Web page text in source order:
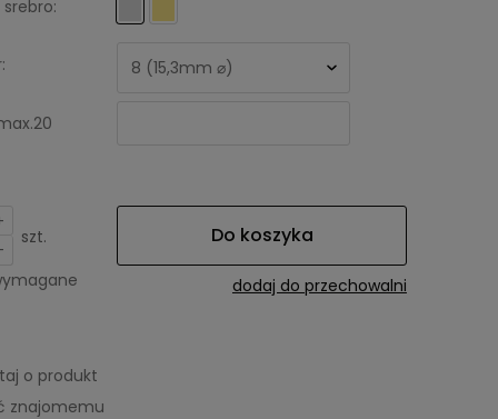
srebro:
szt. Do koszyka
dodaj do przechowalni
o produkt
znajomemu